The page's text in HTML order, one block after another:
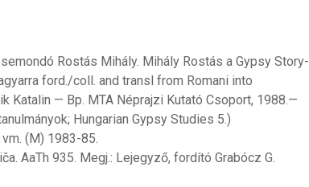
Rostás Mihály. Mihály Rostás a Gypsy Story-
ford./coll. and transl from Romani into
Katalin — Bp. MTA Néprajzi Kutató Csoport, 1988.—
Hungarian Gypsy Studies 5.)
(M) 1983-85.
AaTh 935. Megj.: Lejegyző, fordító Grabócz G.